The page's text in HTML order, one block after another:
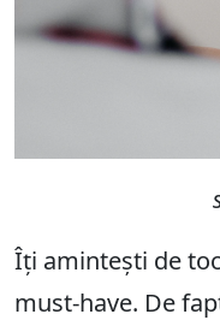
Îți amintești de
must-have. De